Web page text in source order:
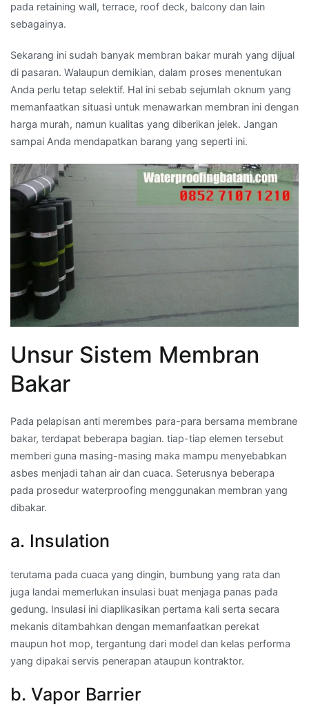
pada retaining wall, terrace, roof deck, balcony dan lain
sebagainya.
Sekarang ini sudah banyak membran bakar murah yang dijual
di pasaran. Walaupun demikian, dalam proses menentukan
Anda perlu tetap selektif. Hal ini sebab sejumlah oknum yang
memanfaatkan situasi untuk menawarkan membran ini dengan
harga murah, namun kualitas yang diberikan jelek. Jangan
sampai Anda mendapatkan barang yang seperti ini.
Unsur Sistem Membran
Bakar
Pada pelapisan anti merembes para-para bersama membrane
bakar, terdapat beberapa bagian. tiap-tiap elemen tersebut
memberi guna masing-masing maka mampu menyebabkan
asbes menjadi tahan air dan cuaca. Seterusnya beberapa
pada prosedur waterproofing menggunakan membran yang
dibakar.
a. Insulation
terutama pada cuaca yang dingin, bumbung yang rata dan
juga landai memerlukan insulasi buat menjaga panas pada
gedung. Insulasi ini diaplikasikan pertama kali serta secara
mekanis ditambahkan dengan memanfaatkan perekat
maupun hot mop, tergantung dari model dan kelas performa
yang dipakai servis penerapan ataupun kontraktor.
b. Vapor Barrier